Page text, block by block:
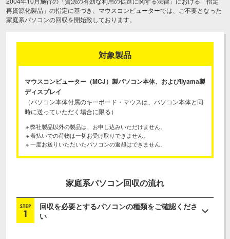
再資源化製品」の指定に基づき、 マウスコンピューターでは、ご不要となった
家庭系パソコンの回収を開始致しております。
対象製品
マウスコンピューター（MCJ）製パソコン本体、およびiiyama製
ディスプレイ
（パソコン本体付属のキーボード・マウスは、パソコン本体と同
時に送っていただく場合に限る）
※ 弊社製品以外の製品は、お申し込みいただけません。
※ 着払いでの荷物は一切お受け取りできません。
※ 一度お送りいただいたパソコンの返却はできません。
家庭系パソコン回収の流れ
回収を必要とするパソコンの種類をご確認くださ
い